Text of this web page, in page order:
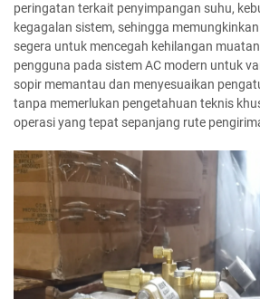
peringatan terkait penyimpangan suhu,
kegagalan sistem, sehingga
segera untuk mencegah kehilangan
pengguna pada sistem AC modern untuk
sopir memantau dan menyesuaikan
tanpa memerlukan pengetahuan teknis
operasi yang tepat sepanjang rute